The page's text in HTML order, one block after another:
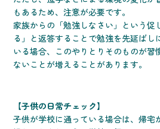
もあるため、注意が必要です。
家族からの「勉強しなさい」という促
る」と返答することで勉強を先延ばし
いる場合、このやりとりそのものが習
ないことが増えることがあります。
【子供の日常チェック】
子供が学校に通っている場合は、帰宅